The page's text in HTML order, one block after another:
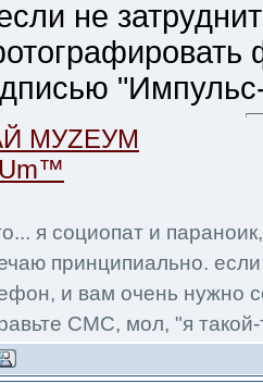
не
МУZЕУМ
я социопат и
принципиально.
и вам очень нужно
СМС, мол, "я такой-